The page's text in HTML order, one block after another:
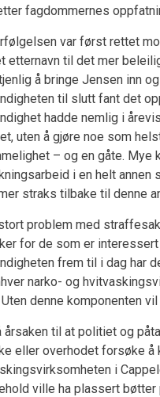
fagdommernes
var først rettet
etternavn til det mer
å bringe Jensen inn
til slutt fant det
hadde nemlig i
uten å gjøre noe som
– og en gåte. Mye
i en helt annen
straks tilbake til denne
problem med
for de som er
frem til i dag har
narko- og
Uten denne komponenten
årsaken til at politiet og
eller overhodet forsøke å
i
ville ha plassert bøtter